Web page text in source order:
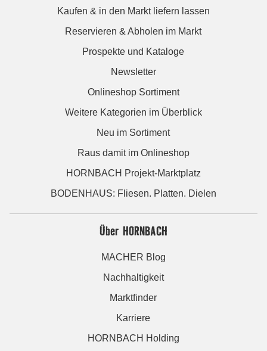
Kaufen & in den Markt liefern lassen
Reservieren & Abholen im Markt
Prospekte und Kataloge
Newsletter
Onlineshop Sortiment
Weitere Kategorien im Überblick
Neu im Sortiment
Raus damit im Onlineshop
HORNBACH Projekt-Marktplatz
BODENHAUS: Fliesen. Platten. Dielen
Über HORNBACH
MACHER Blog
Nachhaltigkeit
Marktfinder
Karriere
HORNBACH Holding